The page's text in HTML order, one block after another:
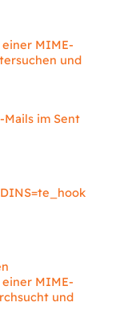
MIME-
und
im Sent
MIME-
und